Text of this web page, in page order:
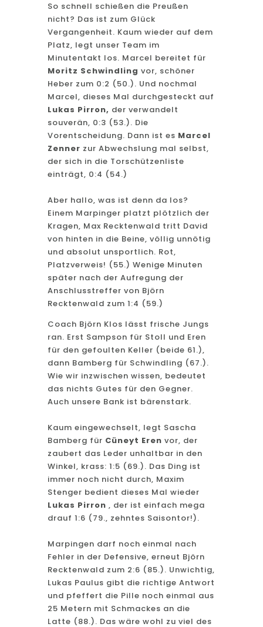
So schnell schießen die Preußen
nicht? Das ist zum Glück
Vergangenheit. Kaum wieder auf dem
Platz, legt unser Team im
Minutentakt los. Marcel bereitet für
Moritz Schwindling vor, schöner
Heber zum 0:2 (50.). Und nochmal
Marcel, dieses Mal durchgesteckt auf
Lukas Pirron, der verwandelt
souverän, 0:3 (53.). Die
Vorentscheidung. Dann ist es Marcel
Zenner zur Abwechslung mal selbst,
der sich in die Torschützenliste
einträgt, 0:4 (54.)
Aber hallo, was ist denn da los?
Einem Marpinger platzt plötzlich der
Kragen, Max Recktenwald tritt David
von hinten in die Beine, völlig unnötig
und absolut unsportlich. Rot,
Platzverweis! (55.) Wenige Minuten
später nach der Aufregung der
Anschlusstreffer von Björn
Recktenwald zum 1:4 (59.)
Coach Björn Klos lässt frische Jungs
ran. Erst Sampson für Stoll und Eren
für den gefoulten Keller (beide 61.),
dann Bamberg für Schwindling (67.).
Wie wir inzwischen wissen, bedeutet
das nichts Gutes für den Gegner.
Auch unsere Bank ist bärenstark.
Kaum eingewechselt, legt Sascha
Bamberg für Cüneyt Eren vor, der
zaubert das Leder unhaltbar in den
Winkel, krass: 1:5 (69.). Das Ding ist
immer noch nicht durch, Maxim
Stenger bedient dieses Mal wieder
Lukas Pirron , der ist einfach mega
drauf 1:6 (79., zehntes Saisontor!).
Marpingen darf noch einmal nach
Fehler in der Defensive, erneut Björn
Recktenwald zum 2:6 (85.). Unwichtig,
Lukas Paulus gibt die richtige Antwort
und pfeffert die Pille noch einmal aus
25 Metern mit Schmackes an die
Latte (88.). Das wäre wohl zu viel des